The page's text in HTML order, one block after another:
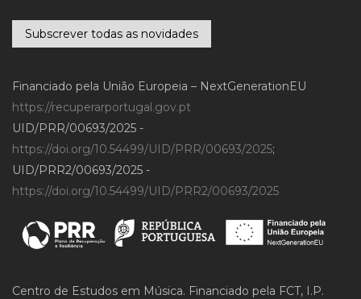
Subscrever todas as novidades
Financiado pela União Europeia – NextGenerationEU
https://recuperarportugal.gov.pt
UID/PRR/00693/2025 -
https://doi.org/10.54499/UID/PRR/00693/2025;
UID/PRR2/00693/2025 -
https://doi.org/10.54499/UID/PRR2/00693/2025
Centro de Estudos em Música. Financiado pela FCT, I.P.